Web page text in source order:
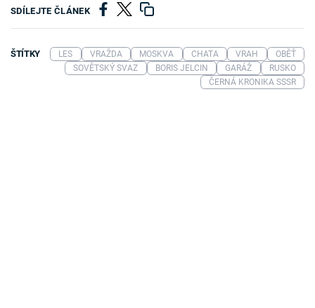
SDÍLEJTE ČLÁNEK
ŠTÍTKY LES VRAŽDA MOSKVA CHATA VRAH
OBĚŤ
SOVĚTSKÝ SVAZ
BORIS JELCIN GARÁŽ
RUSKO
ČERNÁ KRONIKA SSSR